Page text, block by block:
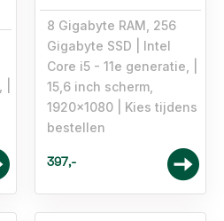
8 Gigabyte RAM, 256
Gigabyte SSD
Intel
Core i5 - 11e generatie,
15,6 inch scherm,
1920x1080
Kies tijdens
bestellen
397,-